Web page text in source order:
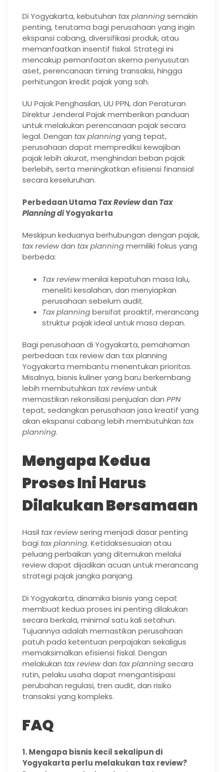
Di Yogyakarta, kebutuhan tax planningsemakin
penting, terutama bagi perusahaan yang ingin
ekspansi cabang, diversifikasi produk, atau
memanfaatkan insentif fiskal. Strategi ini
mencakup pemanfaatan skema penyusutan
aset, perencanaan timing transaksi, hingga
perhitungan kredit pajak yang sah.
UU Pajak Penghasilan, UU PPN, dan Peraturan
Direktur Jenderal Pajak memberikan panduan
untuk melakukan perencanaan pajak secara
legal. Dengan tax planningyang tepat,
perusahaan dapat memprediksi kewajiban
pajak lebih akurat, menghindari beban pajak
berlebih, serta meningkatkan efisiensi finansial
secara keseluruhan.
Perbedaan Utama TaxReviewdanTax
Planning diYogyakarta
Meskipun keduanya berhubungan dengan pajak,
tax reviewdan tax planningmemiliki fokus yang
berbeda:
Tax reviewmenilai kepatuhan masa lalu,
meneliti kesalahan, dan menyiapkan
perusahaan sebelum audit.
Tax planningbersifat proaktif, merancang
struktur pajak ideal untuk masa depan.
Bagi perusahaan di Yogyakarta, pemahaman
perbedaan tax review dan tax planning
Yogyakarta membantu menentukan prioritas.
Misalnya, bisnis kuliner yang baru berkembang
lebih membutuhkan tax reviewuntuk
memastikan rekonsiliasi penjualan dan PPN
tepat, sedangkan perusahaan jasa kreatif yang
akan ekspansi cabang lebih membutuhkan tax
planning.
Mengapa Kedua
Proses Ini Harus
Dilakukan Bersamaan
Hasil tax reviewsering menjadi dasar penting
bagi tax planning. Ketidaksesuaian atau
peluang perbaikan yang ditemukan melalui
review dapat dijadikan acuan untuk merancang
strategi pajak jangka panjang.
Di Yogyakarta, dinamika bisnis yang cepat
membuat kedua proses ini penting dilakukan
secara berkala, minimal satu kali setahun.
Tujuannya adalah memastikan perusahaan
patuh pada ketentuan perpajakan sekaligus
memaksimalkan efisiensi fiskal. Dengan
melakukan tax reviewdan tax planningsecara
rutin, pelaku usaha dapat mengantisipasi
perubahan regulasi, tren audit, dan risiko
transaksi yang kompleks.
FAQ
1. Mengapa bisnis kecil sekalipun di
Yogyakarta perlu melakukan tax review?